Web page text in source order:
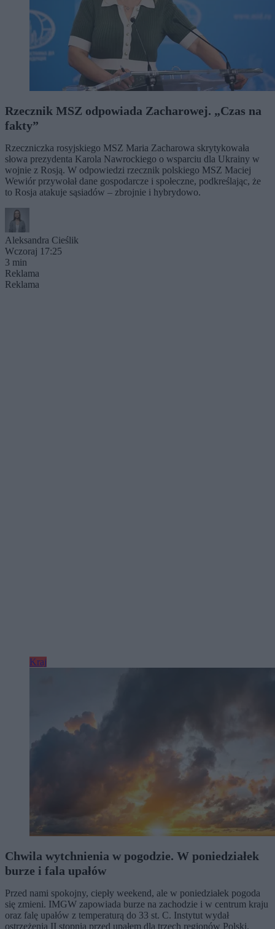
Rzecznik MSZ odpowiada Zacharowej. „Czas na
fakty”
Rzeczniczka rosyjskiego MSZ Maria Zacharowa skrytykowała
słowa prezydenta Karola Nawrockiego o wsparciu dla Ukrainy w
wojnie z Rosją. W odpowiedzi rzecznik polskiego MSZ Maciej
Wewiór przywołał dane gospodarcze i społeczne, podkreślając, że
to Rosja atakuje sąsiadów – zbrojnie i hybrydowo.
Aleksandra Cieślik
Wczoraj 17:25
3 min
Reklama
Reklama
Kraj
Chwila wytchnienia w pogodzie. W poniedziałek
burze i fala upałów
Przed nami spokojny, ciepły weekend, ale w poniedziałek pogoda
się zmieni. IMGW zapowiada burze na zachodzie i w centrum kraju
oraz falę upałów z temperaturą do 33 st. C. Instytut wydał
ostrzeżenia II stopnia przed upałem dla trzech regionów Polski.